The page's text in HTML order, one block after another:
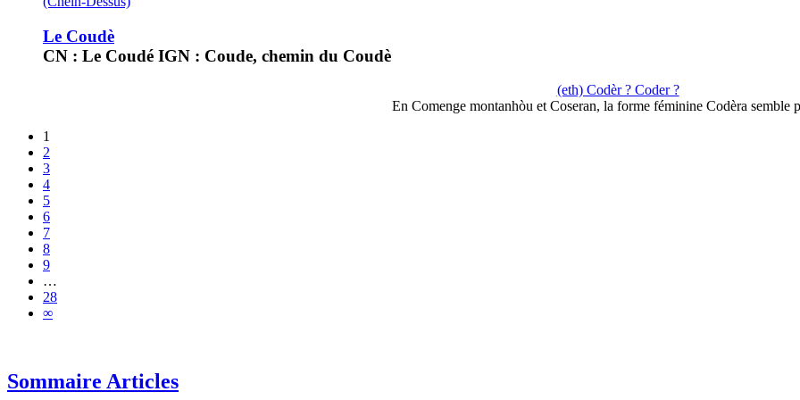
Le Coudè
CN : Le Coudé IGN : Coude, chemin du Coudè
(eth) Codèr ? Coder ?
En Comenge montanhòu et Coseran, la forme féminine Codèra
1
2
3
4
5
6
7
8
9
…
28
∞
Sommaire Articles